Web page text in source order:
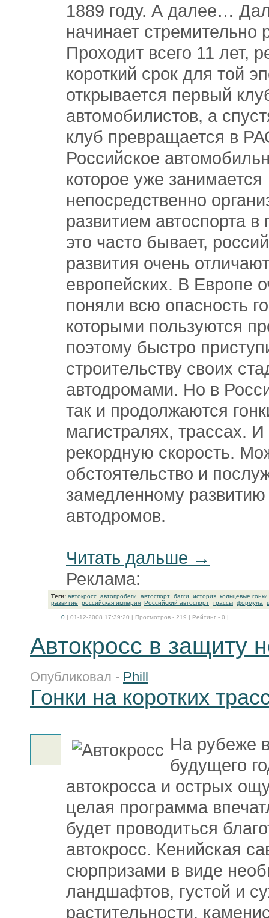
1889 году. А далее…
начинает стремительно
Проходит всего 11 лет,
короткий срок для той
открывается первый
автомобилистов, а
клуб превращается в
Российское
которое уже занимается
непосредственно
развитием автоспорта в
это часто бывает,
развития очень
европейских. В Европе
поняли всю опасность
которыми пользуются
поэтому быстро
строительству своих
автодромами. Но в
так и продолжаются
магистралях, трассах.
рекордную скорость.
обстоятельство и
замедленному развитию
автодромов.
Читать дальше →
Реклама:
Теги: автокросс автопробеги автоспорт багги история кольцевые гонки
развитие
российская империя Российский автоспорт трассы формула
0 | 01-12-2008 17:39:20 | Просмотров - 219 | Рейтинг - 0 |
Автокросс в защиту
Опубликовал - Phill
Гонки на коротких
На рубеже
будущего
автокросса и острых
целая программа
будет проводиться
автокросс. Кенийская
сюрпризами в виде
ландшафтов, густой и
растительности,